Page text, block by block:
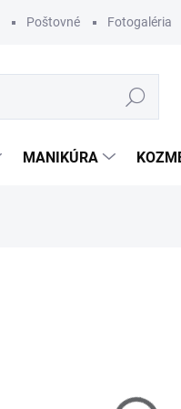
Poštovné Fotogaléria
Hľadať
MANIKÚRA